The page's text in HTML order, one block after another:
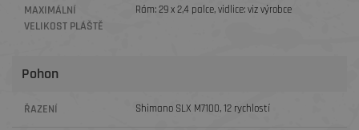
MAXIMÁLNÍ
VELIKOST PLÁŠTĚ
Rám: 29 x 2,4 palce, vidlice: viz výrobce
Pohon
ŘAZENÍ Shimano SLX M7100, 12 rychlostí